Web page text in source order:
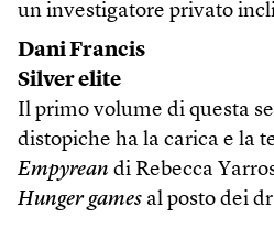
un investigatore privato
Dani Francis
Silver elite
Il primo volume di questa
distopiche ha la carica e la
Empyrean di Rebecca
Hunger games al posto dei